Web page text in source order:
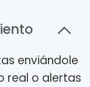
enviándole
real o alertas